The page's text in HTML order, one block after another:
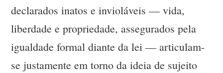
declarados inatos e invioláveis — vida,
liberdade e propriedade, assegurados pela
igualdade formal diante da lei — articulam-
se justamente em torno da ideia de sujeito